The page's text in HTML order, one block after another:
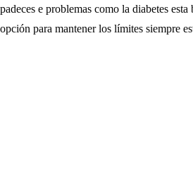
padeces e problemas como la diabetes
opción para mantener los límites siempre